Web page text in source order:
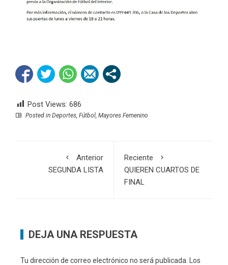
Post Views: 686
Posted in Deportes, Fútbol, Mayores Femenino
Anterior
SEGUNDA LISTA
Reciente
QUIEREN CUARTOS DE
FINAL
DEJA UNA RESPUESTA
Tu dirección de correo electrónico no será publicada.
Los